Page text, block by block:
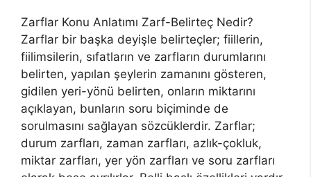
Zarflar Konu Anlatımı Zarf-Belirteç Nedir?
Zarflar bir başka deyişle belirteçler; fiillerin,
fiilimsilerin, sıfatların ve zarfların durumlarını
belirten, yapılan şeylerin zamanını gösteren,
gidilen yeri-yönü belirten, onların miktarını
açıklayan, bunların soru biçiminde de
sorulmasını sağlayan sözcüklerdir. Zarflar;
durum zarfları, zaman zarfları, azlık-çokluk,
miktar zarfları, yer yön zarfları ve soru zarfları